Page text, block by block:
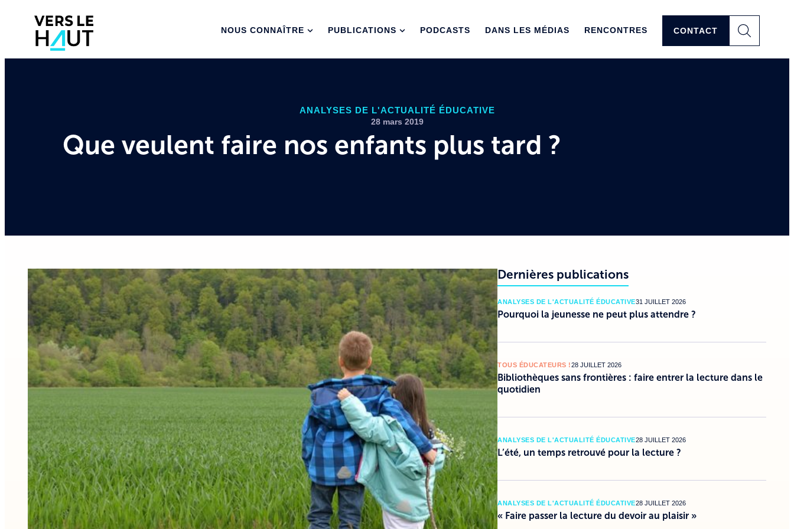
NOUS CONNAÎTRE PUBLICATIONS PODCASTS DANS LES MÉDIAS RENCONTRES CONTACT
ANALYSES DE L'ACTUALITÉ ÉDUCATIVE
28 mars 2019
Que veulent faire nos enfants plus tard ?
Dernières publications
ANALYSES DE L'ACTUALITÉ ÉDUCATIVE31 JUILLET 2026
Pourquoi la jeunesse ne peut plus attendre ?
TOUS ÉDUCATEURS !28 JUILLET 2026
Bibliothèques sans frontières : faire entrer la lecture dans le
quotidien
ANALYSES DE L'ACTUALITÉ ÉDUCATIVE 28 JUILLET 2026
ANALYSES DE L'ACTUALITÉ ÉDUCATIVE28 JUILLET 2026